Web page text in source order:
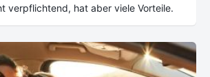
verpflichtend, hat aber viele Vorteile.